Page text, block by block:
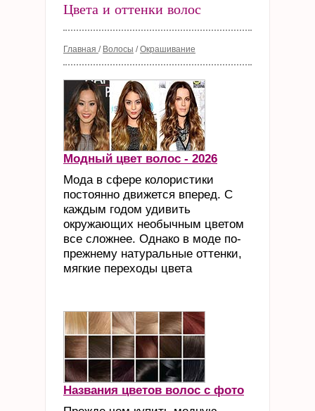
Цвета и оттенки волос
Главная / Волосы /Окрашивание
Модный цвет волос - 2026
Мода в сфере колористики
постоянно движется вперед. С
каждым годом удивить
окружающих необычным цветом
все сложнее. Однако в моде по-
прежнему натуральные оттенки,
мягкие переходы цвета
Названия цветов волос с фото